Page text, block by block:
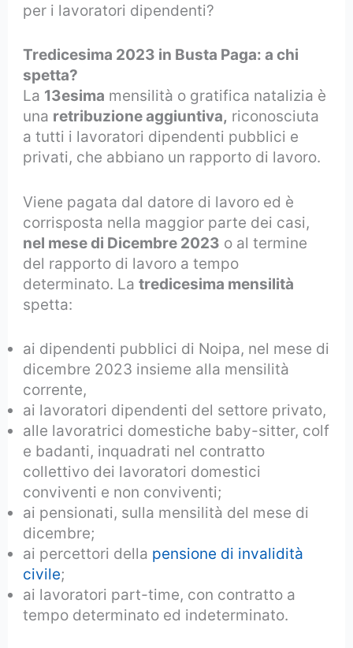
per i lavoratori dipendenti?
Tredicesima 2023 in Busta Paga: a chi
spetta?
La 13esima mensilità o gratifica natalizia è
una retribuzione aggiuntiva, riconosciuta
a tutti i lavoratori dipendenti pubblici e
privati, che abbiano un rapporto di lavoro.
Viene pagata dal datore di lavoro ed è
corrisposta nella maggior parte dei casi,
nel mese di Dicembre 2023 o al termine
del rapporto di lavoro a tempo
determinato. Latredicesima mensilità
spetta:
ai dipendenti pubblici di Noipa, nel mese di
dicembre 2023 insieme alla mensilità
corrente,
ai lavoratori dipendenti del settore privato,
alle lavoratrici domestiche baby-sitter, colf
e badanti, inquadrati nel contratto
collettivo dei lavoratori domestici
conviventi e non conviventi;
ai pensionati, sulla mensilità del mese di
dicembre;
ai percettori della pensione di invalidità
civile;
ai lavoratori part-time, con contratto a
tempo determinato ed indeterminato.